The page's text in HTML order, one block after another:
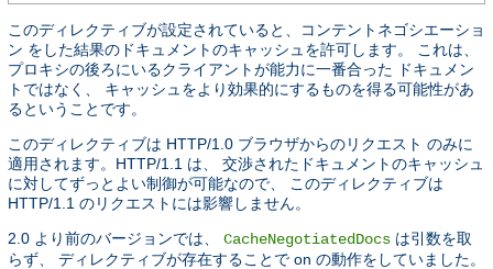
このディレクティブが設定されていると、コンテントネゴシエーショ
ン をした結果のドキュメントのキャッシュを許可します。 これは、
プロキシの後ろにいるクライアントが能力に一番合った ドキュメン
トではなく、 キャッシュをより効果的にするものを得る可能性があ
るということです。
このディレクティブは HTTP/1.0 ブラウザからのリクエスト のみに
適用されます。HTTP/1.1 は、 交渉されたドキュメントのキャッシュ
に対してずっとよい制御が可能なので、 このディレクティブは
HTTP/1.1 のリクエストには影響しません。
2.0 より前のバージョンでは、 CacheNegotiatedDocs は引数を取
らず、 ディレクティブが存在することで on の動作をしていました。